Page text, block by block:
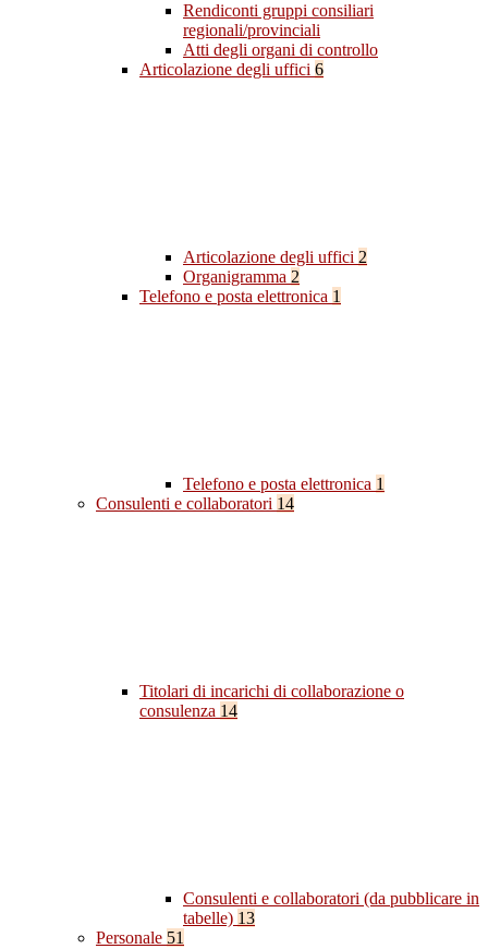
Rendiconti gruppi consiliari
regionali/provinciali
Atti degli organi di controllo
Articolazione degli uffici 6
Articolazione degli uffici 2
Organigramma 2
Telefono e posta elettronica 1
Telefono e posta elettronica 1
Consulenti e collaboratori 14
Titolari di incarichi di collaborazione o
consulenza 14
Consulenti e collaboratori (da pubblicare in
tabelle) 13
Personale 51